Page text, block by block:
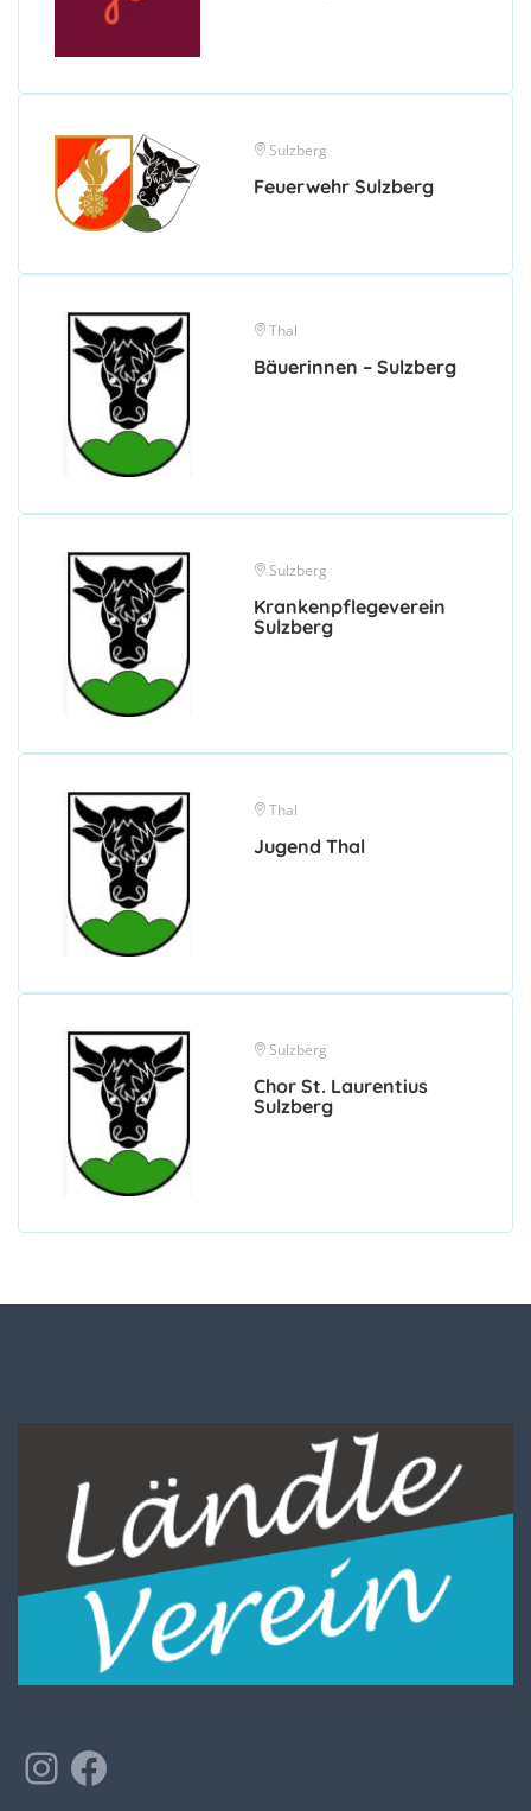
Sulzberg
Feuerwehr Sulzberg
Thal
Bäuerinnen – Sulzberg
Sulzberg
Krankenpflegeverein
Sulzberg
Thal
Jugend Thal
Sulzberg
Chor St. Laurentius
Sulzberg